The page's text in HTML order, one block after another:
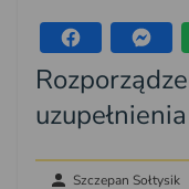
Szczepan Sołtysik